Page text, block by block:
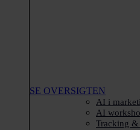
SE OVERSIGTEN
AI i
AI
Tracking &